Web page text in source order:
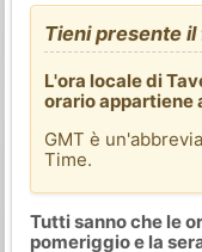
Tieni presente
L'ora locale di
orario appartiene
GMT è
Time.
Tutti sanno che le
pomeriggio e la